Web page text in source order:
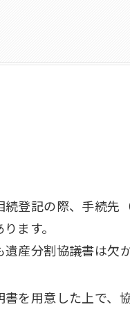
登記の際、手続先
ます。
産分割協議書は欠
を用意した上で、